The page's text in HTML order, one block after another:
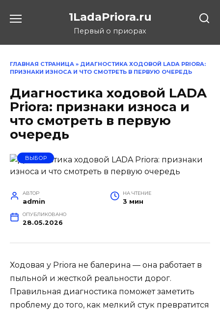
1LadaPriora.ru
Первый о приорах
ГЛАВНАЯ СТРАНИЦА » ДИАГНОСТИКА ХОДОВОЙ LADA PRIORA:
ПРИЗНАКИ ИЗНОСА И ЧТО СМОТРЕТЬ В ПЕРВУЮ ОЧЕРЕДЬ
Диагностика ходовой LADA
Priora: признаки износа и
что смотреть в первую
очередь
ВЫБОР
АВТОР
admin
НА ЧТЕНИЕ
3 мин
ОПУБЛИКОВАНО
28.05.2026
Ходовая у Priora не балерина — она работает в
пыльной и жесткой реальности дорог.
Правильная диагностика поможет заметить
проблему до того, как мелкий стук превратится